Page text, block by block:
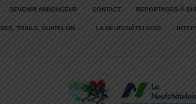
DEVENIR ANNONCEUR CONTACT REPORTAGES À
TRAILS, DUATHLON… LA NEUFCHÂTELOISE